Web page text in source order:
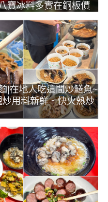
寶冰料多實在銅板價
|在地人吃這間炒鱔魚~
用料新鮮．快火熱炒